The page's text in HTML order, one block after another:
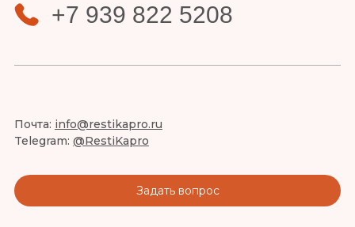
+7 939 822 5208
Почта: info@restikapro.ru
Telegram: @RestiKapro
Задать вопрос